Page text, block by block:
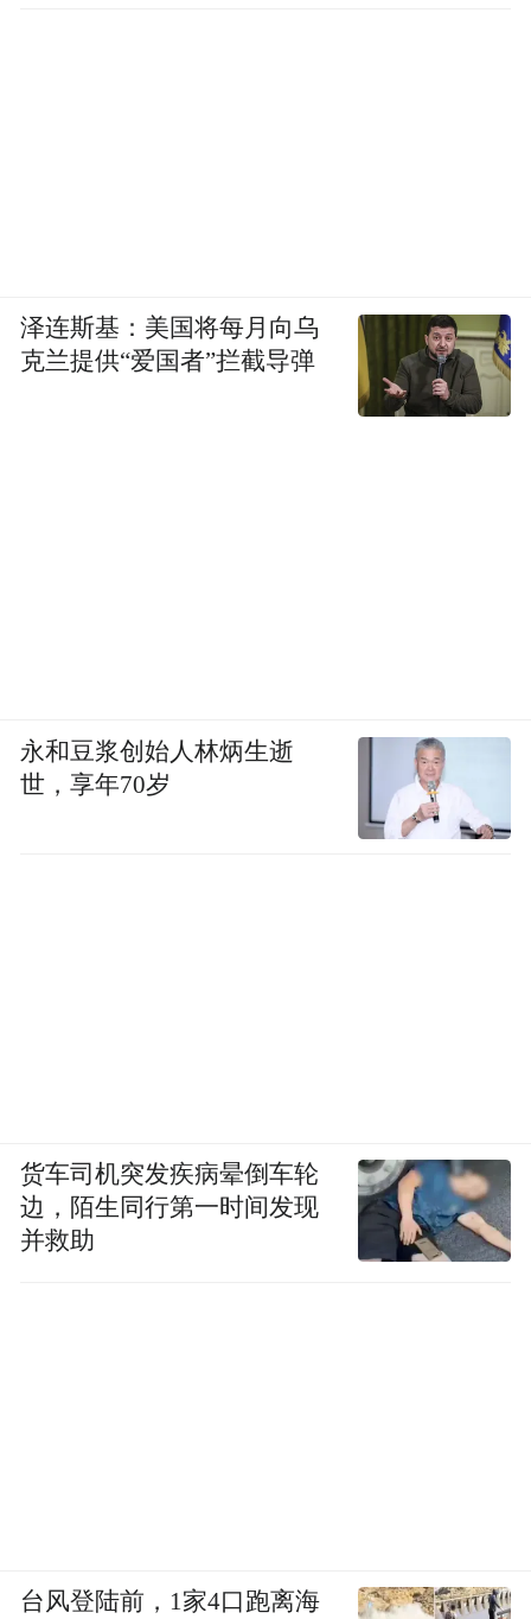
泽连斯基：美国将每月向乌
克兰提供“爱国者”拦截导弹
永和豆浆创始人林炳生逝
世，享年70岁
货车司机突发疾病晕倒车轮
边，陌生同行第一时间发现
并救助
台风登陆前，1家4口跑离海